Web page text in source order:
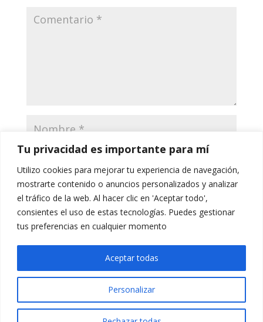
Tu privacidad es importante para mí
Utilizo cookies para mejorar tu experiencia de navegación,
mostrarte contenido o anuncios personalizados y analizar
el tráfico de la web. Al hacer clic en 'Aceptar todo',
consientes el uso de estas tecnologías. Puedes gestionar
tus preferencias en cualquier momento
Personalizar
Aceptar todas
Guarda mi nombre, correo electrónico y web en este